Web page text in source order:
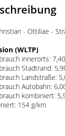
- Ottiliae -
(WLTP)
innerorts:
Stadtrand:
Landstraße:
Autobahn:
kombiniert:
154 g/km